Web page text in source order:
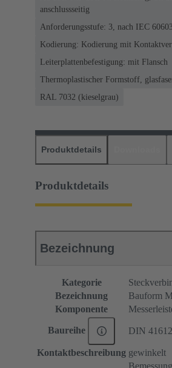
anschlussseitig
Anforderungsstufe: 3, nach IEC
Kodierung: Kodierung mit
Leiterplattenbefestigung: mit Flansch
Thermoplastischer Formstoff,
RAL 7032 (kieselgrau)
Produktdetails
Produktdetails
Bezeichnung
Kategorie
Bezeichnung
Bauform
Komponente
Baureihe DIN 41612
Kontaktbeschreibung gewinkelt